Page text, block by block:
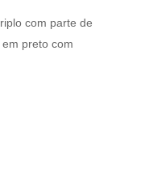
com parte de
preto com